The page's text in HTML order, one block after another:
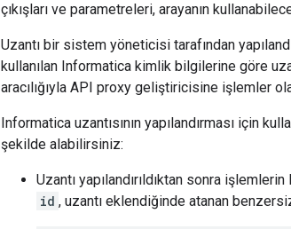
çıkışları ve parametreleri, arayanın
Uzantı bir sistem yöneticisi tarafından
kullanılan Informatica kimlik bilgilerine göre
aracılığıyla API proxy geliştiricisine işlemler
Informatica uzantısının yapılandırması için
şekilde alabilirsiniz:
Uzantı yapılandırıldıktan sonra
id , uzantı eklendiğinde atanan benzersiz